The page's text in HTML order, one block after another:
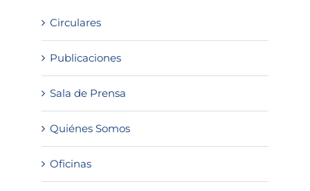
Circulares
Publicaciones
Sala de Prensa
Quiénes Somos
Oficinas